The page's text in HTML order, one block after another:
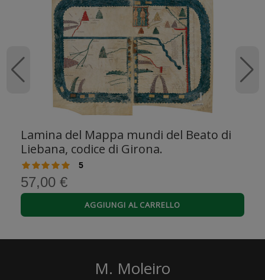
Lamina del Mappa mundi del Beato di
Liebana, codice di Girona.
5
57,00 €
AGGIUNGI AL CARRELLO
M. Moleiro